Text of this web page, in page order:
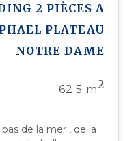
2 PIÈCES A
PLATEAU
NOTRE DAME
62.5 m2
de la mer , de la